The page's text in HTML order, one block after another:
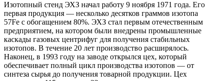
Изотопный стенд ЭХЗ начал работу 9 ноября 1971 года. Его
первая продукция — несколько десятков граммов изотопа
57Fe с обогащением 80%. ЭХЗ стал первым отечественным
предприятием, на котором были внедрены промышленные
каскады газовых центрифуг для получения стабильных
изотопов. В течение 20 лет производство расширялось.
Наконец, в 1993 году на заводе открылся цех, который
обеспечивает полный цикл производства изотопов — от
синтеза сырья до получения товарной продукции. Цех